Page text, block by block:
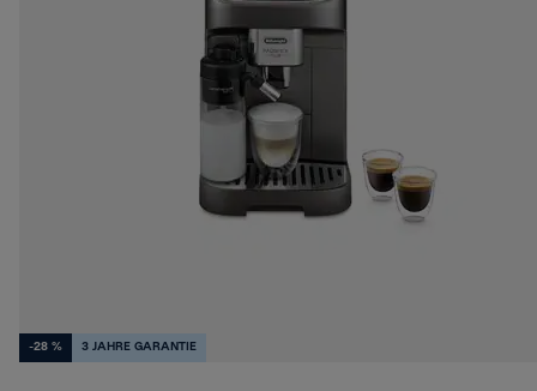
-28 % 3 JAHRE GARANTIE